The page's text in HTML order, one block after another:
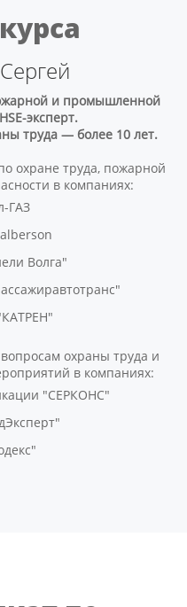
и промышленной
эксперт.
труда — более 10 лет.
охране труда, пожарной
в компаниях:
ГАЗ
Волга"
охраны труда и
в компаниях:
"СЕРКОНС"